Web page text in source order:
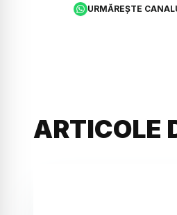
URMĂREȘTE
ARTICOLE